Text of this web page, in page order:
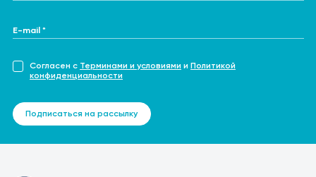
E-mail *
Согласен с Терминами и условиями и Политикой
конфиденциальности
Подписаться на рассылку